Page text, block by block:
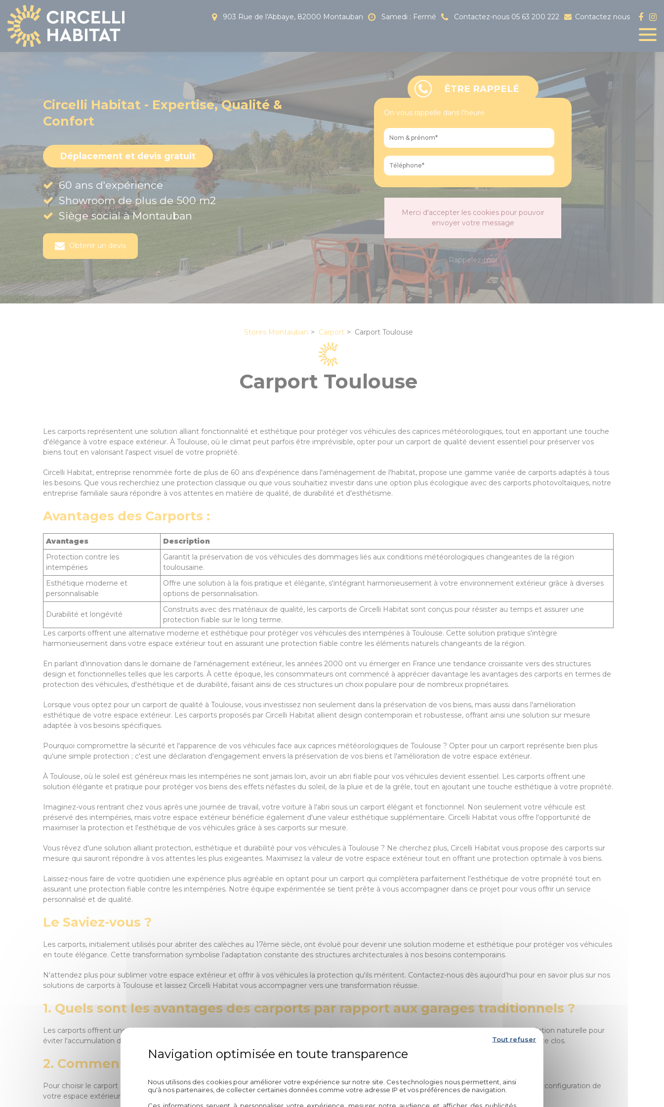
903 Rue de l'Abbaye, 82000 Montauban Samedi : Fermé Contactez-nous 05 63 200 222 Contactez nous
Circelli Habitat - Expertise, Qualité &
Confort
Déplacement et devis gratuit
60 ans d'expérience
Showroom de plus de 500 m2
Siège social à Montauban
Obtenir un devis
ÊTRE RAPPELÉ
On vous rappelle dans l'heure
Merci d'accepter les cookies pour pouvoir
envoyer votre message
Rappelez-moi
Stores Montauban Carport Carport Toulouse
Carport Toulouse
Les carports représentent une solution alliant fonctionnalité et esthétique pour protéger vos véhicules des caprices météorologiques, tout en apportant une touche
d'élégance à votre espace extérieur. À Toulouse, où le climat peut parfois être imprévisible, opter pour un carport de qualité devient essentiel pour préserver vos
biens tout en valorisant l'aspect visuel de votre propriété.
Circelli Habitat, entreprise renommée forte de plus de 60 ans d'expérience dans l'aménagement de l'habitat, propose une gamme variée de carports adaptés à tous
les besoins. Que vous recherchiez une protection classique ou que vous souhaitiez investir dans une option plus écologique avec des carports photovoltaïques, notre
entreprise familiale saura répondre à vos attentes en matière de qualité, de durabilité et d'esthétisme.
Avantages des Carports :
Avantages
Description
Protection contre les
intempéries
Garantit la préservation de vos véhicules des dommages liés aux conditions météorologiques changeantes de la région
toulousaine.
Esthétique moderne et
personnalisable
Offre une solution à la fois pratique et élégante, s'intégrant harmonieusement à votre environnement extérieur grâce à diverses
options de personnalisation.
Durabilité et longévité
Construits avec des matériaux de qualité, les carports de Circelli Habitat sont conçus pour résister au temps et assurer une
protection fiable sur le long terme.
Les carports offrent une alternative moderne et esthétique pour protéger vos véhicules des intempéries à Toulouse. Cette solution pratique s'intègre
harmonieusement dans votre espace extérieur tout en assurant une protection fiable contre les éléments naturels changeants de la région.
En parlant d'innovation dans le domaine de l'aménagement extérieur, les années 2000 ont vu émerger en France une tendance croissante vers des structures
design et fonctionnelles telles que les carports. À cette époque, les consommateurs ont commencé à apprécier davantage les avantages des carports en termes de
protection des véhicules, d'esthétique et de durabilité, faisant ainsi de ces structures un choix populaire pour de nombreux propriétaires.
Lorsque vous optez pour un carport de qualité à Toulouse, vous investissez non seulement dans la préservation de vos biens, mais aussi dans l'amélioration
esthétique de votre espace extérieur. Les carports proposés par Circelli Habitat allient design contemporain et robustesse, offrant ainsi une solution sur mesure
adaptée à vos besoins spécifiques.
Pourquoi compromettre la sécurité et l'apparence de vos véhicules face aux caprices météorologiques de Toulouse ? Opter pour un carport représente bien plus
qu'une simple protection ; c'est une déclaration d'engagement envers la préservation de vos biens et l'amélioration de votre espace extérieur.
À Toulouse, où le soleil est généreux mais les intempéries ne sont jamais loin, avoir un abri fiable pour vos véhicules devient essentiel. Les carports offrent une
solution élégante et pratique pour protéger vos biens des effets néfastes du soleil, de la pluie et de la grêle, tout en ajoutant une touche esthétique à votre propriété.
Imaginez-vous rentrant chez vous après une journée de travail, votre voiture à l'abri sous un carport élégant et fonctionnel. Non seulement votre véhicule est
préservé des intempéries, mais votre espace extérieur bénéficie également d'une valeur esthétique supplémentaire. Circelli Habitat vous offre l'opportunité de
maximiser la protection et l'esthétique de vos véhicules grâce à ses carports sur mesure.
Vous rêvez d'une solution alliant protection, esthétique et durabilité pour vos véhicules à Toulouse ? Ne cherchez plus, Circelli Habitat vous propose des carports sur
mesure qui sauront répondre à vos attentes les plus exigeantes. Maximisez la valeur de votre espace extérieur tout en offrant une protection optimale à vos biens.
Laissez-nous faire de votre quotidien une expérience plus agréable en optant pour un carport qui complètera parfaitement l'esthétique de votre propriété tout en
assurant une protection fiable contre les intempéries. Notre équipe expérimentée se tient prête à vous accompagner dans ce projet pour vous offrir un service
personnalisé et de qualité.
Le Saviez-vous ?
Les carports, initialement utilisés pour abriter des calèches au 17ème siècle, ont évolué pour devenir une solution moderne et esthétique pour protéger vos véhicules
en toute élégance. Cette transformation symbolise l'adaptation constante des structures architecturales à nos besoins contemporains.
N'attendez plus pour sublimer votre espace extérieur et offrir à vos véhicules la protection qu'ils méritent. Contactez-nous dès aujourd'hui pour en savoir plus sur nos
solutions de carports à Toulouse et laissez Circelli Habitat vous accompagner vers une transformation réussie.
1. Quels sont les avantages des carports par rapport aux garages traditionnels ?
Les carports offrent une alternative moderne aux garages, offrant une protection efficace contre les intempéries tout en permettant une ventilation naturelle pour
éviter l'accumulation de chaleur. De plus, les carports ajoutent une touche esthétique à votre propriété sans nécessiter la construction d'un espace clos.
2. Comment choisir le bon carport pour sa propriété à Toulouse ?
Pour choisir le carport idéal, il est essentiel de prendre en compte plusieurs facteurs tels que la taille de vos véhicules, l'esthétique souhaitée, et la configuration de
votre espace extérieur. Un carport sur mesure offrira une solution parfaitement adaptée à vos besoins spécifiques.
Panneau de gestion des cookies
Nous utilisons des cookies pour améliorer votre expérience sur notre site. Ces technologies nous permettent, ainsi
qu'à nos partenaires, de collecter certaines données comme votre adresse IP et vos préférences de navigation.
Ces informations servent à personnaliser votre expérience, mesurer notre audience et afficher des publicités
Tout refuser